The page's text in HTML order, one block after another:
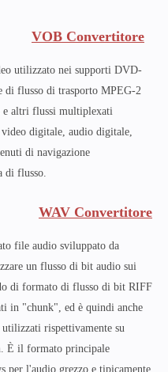
VOB Convertitore
utilizzato nei supporti DVD-
di flusso di trasporto MPEG-2
e altri flussi multiplexati
digitale, audio digitale,
di navigazione
di flusso.
WAV Convertitore
file audio sviluppato da
un flusso di bit audio sui
di formato di flusso di bit RIFF
in "chunk", ed è quindi anche
rispettivamente su
È il formato principale
per l'audio grezzo e tipicamente